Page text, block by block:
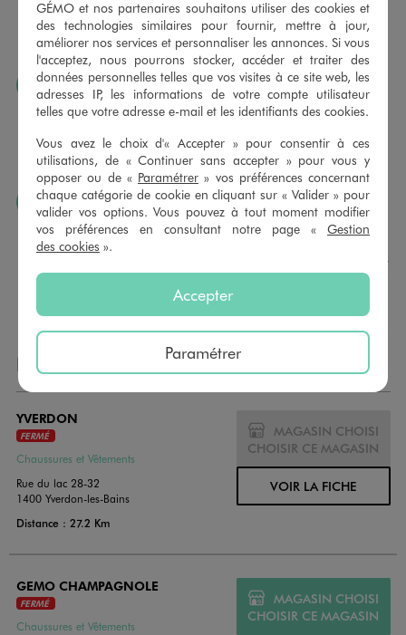
remboursement pour tout article non porté, non retouché,
sous 30 jours, sur simple présentation du ticket de caisse,
dans tous les magasins GÉMO.
JE PEUX FAIRE RETOUCHER MES ARTICLES
Ourlets, ceintures… vous avez la possibilité de faire
sont à votre disposition sur simple demande. Voir
conditions en magasins.
J’AIME FAIRE PLAISIR
Nous vous proposons des cartes cadeaux GÉMO d’un
montant au choix entre 10€ et 150€. Les cartes cadeau
GÉMO sont valables 1 an, utilisables en plusieurs fois, pour
payer vos achats en magasin. Offrez vos cartes cadeau
dans de jolies enveloppes pour toutes les occasions.
NOS AUTRES MAGASINS
YVERDON
FERMÉ
Chaussures et Vêtements
Rue du lac 28-32
1400 Yverdon-les-Bains
Distance : 27.2 Km
MAGASIN CHOISI
CHOISIR CE MAGASIN
VOIR LA FICHE
GEMO CHAMPAGNOLE
FERMÉ
Chaussures et Vêtements
MAGASIN CHOISI
CHOISIR CE MAGASIN
GÉMO et nos partenaires souhaitons utiliser des cookies et
des technologies similaires pour fournir, mettre à jour,
améliorer nos services et personnaliser les annonces. Si vous
l'acceptez, nous pourrons stocker, accéder et traiter des
données personnelles telles que vos visites à ce site web, les
adresses IP, les informations de votre compte utilisateur
telles que votre adresse e-mail et les identifiants des cookies.
Vous avez le choix d'« Accepter » pour consentir à ces
utilisations, de « Continuer sans accepter » pour vous y
opposer ou de « Paramétrer » vos préférences concernant
chaque catégorie de cookie en cliquant sur « Valider » pour
valider vos options. Vous pouvez à tout moment modifier
vos préférences en consultant notre page « Gestion
des cookies ».
Accepter
Paramétrer